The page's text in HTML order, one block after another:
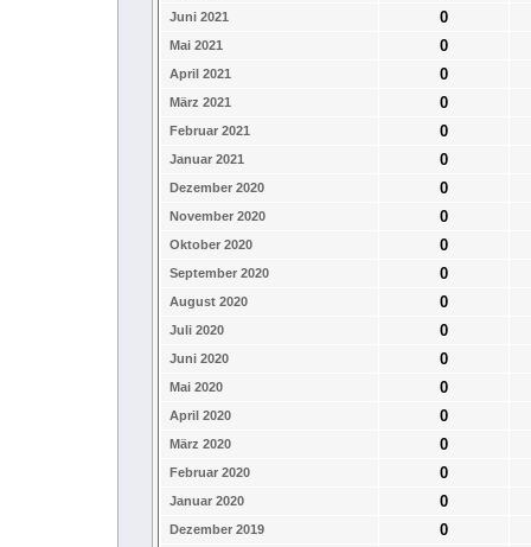
Juni 2021 0
Mai 2021 0
April 2021 0
März 2021 0
Februar 2021 0
Januar 2021 0
Dezember 2020 0
November 2020 0
Oktober 2020 0
September 2020 0
August 2020 0
Juli 2020 0
Juni 2020 0
Mai 2020 0
April 2020 0
März 2020 0
Februar 2020 0
Januar 2020 0
Dezember 2019 0